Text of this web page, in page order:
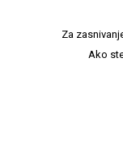
Za
Ako